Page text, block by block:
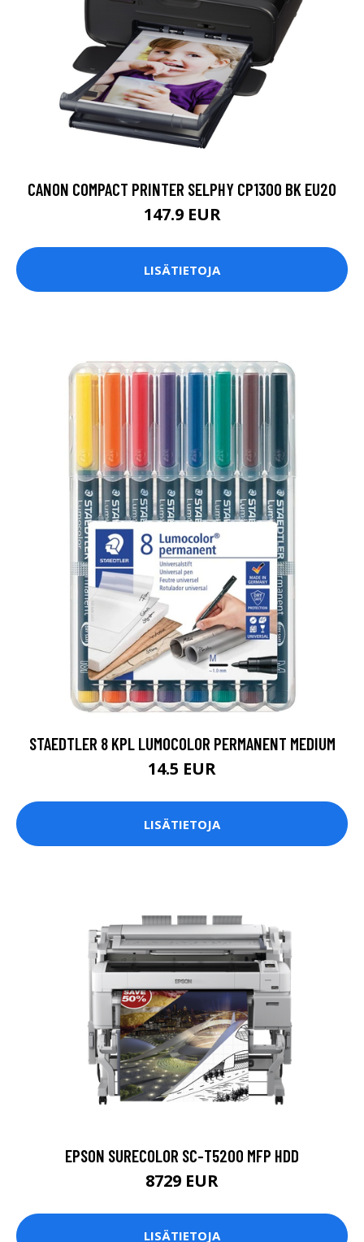
CANON COMPACT PRINTER SELPHY CP1300 BK EU20
147.9 EUR
LISÄTIETOJA
STAEDTLER 8 KPL LUMOCOLOR PERMANENT MEDIUM
14.5 EUR
LISÄTIETOJA
EPSON SURECOLOR SC-T5200 MFP HDD
8729 EUR
LISÄTIETOJA